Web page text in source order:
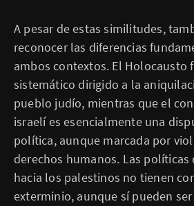
A pesar de estas similitudes,
reconocer las diferencias
ambos contextos. El Holocausto
sistemático dirigido a la
pueblo judío, mientras que el
israelí es esencialmente una
política, aunque marcada por
derechos humanos. Las políticas
hacia los palestinos no tienen
exterminio, aunque sí pueden